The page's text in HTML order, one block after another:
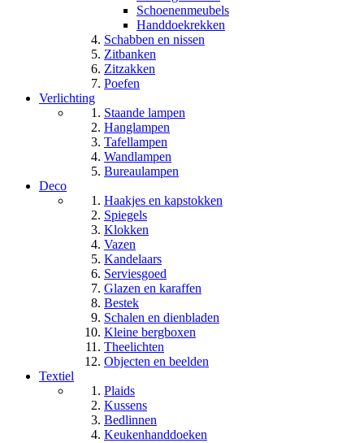
Schoenenmeubels
Handdoekrekken
Schabben en nissen
Zitbanken
Zitzakken
Poefen
Verlichting
Staande lampen
Hanglampen
Tafellampen
Wandlampen
Bureaulampen
Deco
Haakjes en kapstokken
Spiegels
Klokken
Vazen
Kandelaars
Serviesgoed
Glazen en karaffen
Bestek
Schalen en dienbladen
Kleine bergboxen
Theelichten
Objecten en beelden
Textiel
Plaids
Kussens
Bedlinnen
Keukenhanddoeken